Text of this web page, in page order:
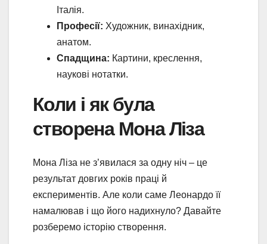
Італія.
Професії: Художник, винахідник,
анатом.
Спадщина: Картини, креслення,
наукові нотатки.
Коли і як була
створена Мона Ліза
Мона Ліза не з’явилася за одну ніч – це
результат довгих років праці й
експериментів. Але коли саме Леонардо її
намалював і що його надихнуло? Давайте
розберемо історію створення.